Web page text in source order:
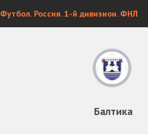
Футбол. Россия. 1-й дивизион. ФНЛ
Балтика